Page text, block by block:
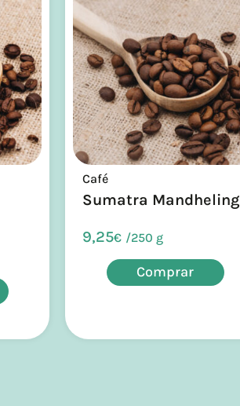
Café
Sumatra Mandheling
9,25€ /250 g
Comprar